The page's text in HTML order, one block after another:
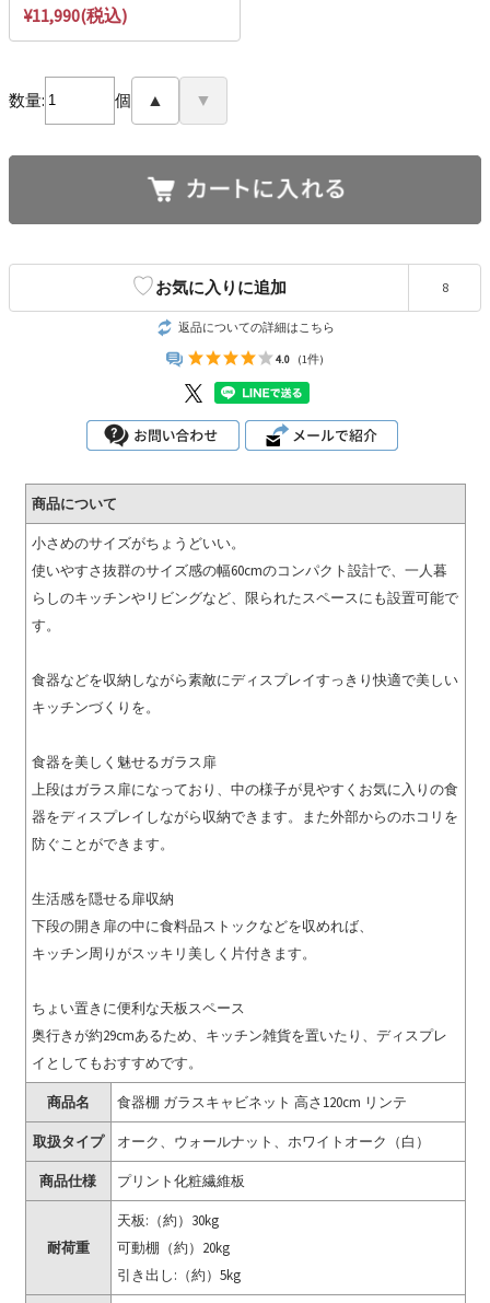
¥11,990(税込)
数量: 個 ▲ ▼
♡お気に入りに追加 8
返品についての詳細はこちら
4.0 (1件)
商品について
小さめのサイズがちょうどいい。
使いやすさ抜群のサイズ感の幅60cmのコンパクト設計で、一人暮
らしのキッチンやリビングなど、限られたスペースにも設置可能で
す。
食器などを収納しながら素敵にディスプレイすっきり快適で美しい
キッチンづくりを。
食器を美しく魅せるガラス扉
上段はガラス扉になっており、中の様子が見やすくお気に入りの食
器をディスプレイしながら収納できます。また外部からのホコリを
防ぐことができます。
生活感を隠せる扉収納
下段の開き扉の中に食料品ストックなどを収めれば、
キッチン周りがスッキリ美しく片付きます。
ちょい置きに便利な天板スペース
奥行きが約29cmあるため、キッチン雑貨を置いたり、ディスプレ
イとしてもおすすめです。
商品名 食器棚 ガラスキャビネット 高さ120cm リンテ
取扱タイプ オーク、ウォールナット、ホワイトオーク（白）
商品仕様 プリント化粧繊維板
耐荷重
天板:（約）30kg
可動棚（約）20kg
引き出し:（約）5kg